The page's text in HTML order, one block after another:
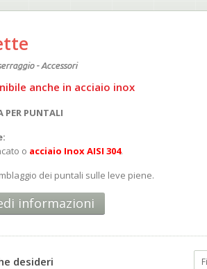
- Accessori
anche in acciaio inox
PER PUNTALI
o acciaio Inox AISI 304.
dei puntali sulle leve piene.
informazioni
desideri